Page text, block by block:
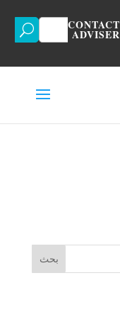
CONTACT
ADVISER
U